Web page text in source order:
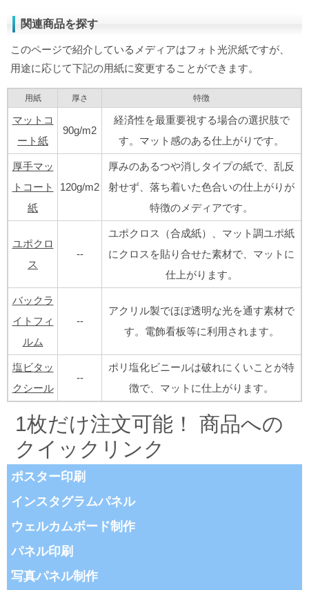
関連商品を探す
このページで紹介しているメディアはフォト光沢紙ですが、
用途に応じて下記の用紙に変更することができます。
用紙 厚さ 特徴
マットコ
ート紙
90g/m2
経済性を最重要視する場合の選択肢で
す。マット感のある仕上がりです。
厚手マッ
トコート
紙
120g/m2
厚みのあるつや消しタイプの紙で、乱反
射せず、落ち着いた色合いの仕上がりが
特徴のメディアです。
ユポクロ
ス
--
ユポクロス（合成紙）、マット調ユポ紙
にクロスを貼り合せた素材で、マットに
仕上がります。
バックラ
イトフィ
ルム
--
アクリル製でほぼ透明な光を通す素材で
す。電飾看板等に利用されます。
塩ビタッ
クシール
--
ポリ塩化ビニールは破れにくいことが特
徴で、マットに仕上がります。
1枚だけ注文可能！ 商品への
クイックリンク
ポスター印刷
インスタグラムパネル
ウェルカムボード制作
パネル印刷
写真パネル制作